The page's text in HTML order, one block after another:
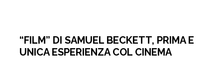
“FILM” DI SAMUEL BECKETT, PRIMA E
UNICA ESPERIENZA COL CINEMA